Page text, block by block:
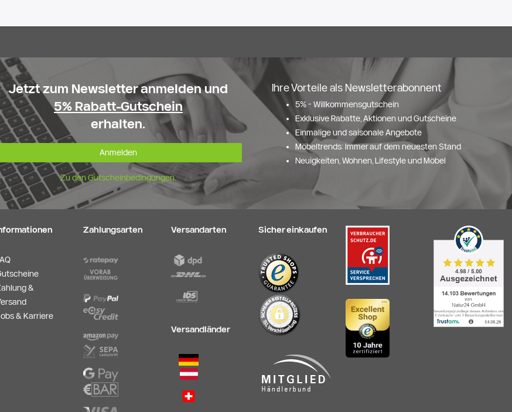
Jetzt zum Newsletter anmelden und
5% Rabatt-Gutschein
erhalten.
Anmelden
Zu den Gutscheinbedingungen.
Ihre Vorteile als Newsletterabonnent
5% - Willkommensgutschein
Exklusive Rabatte, Aktionen und Gutscheine
Einmalige und saisonale Angebote
Möbeltrends: Immer auf dem neuesten Stand
Neuigkeiten, Wohnen, Lifestyle und Möbel
&
& Karriere
Zahlungsarten Versandarten
Versandländer
Sicher einkaufen